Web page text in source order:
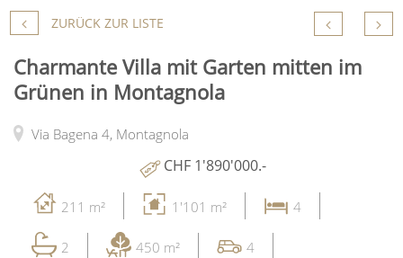
ZURÜCK ZUR LISTE
Charmante Villa mit Garten mitten im
Grünen in Montagnola
Via Bagena 4, Montagnola
CHF 1'890'000.-
211 m² 1'101 m² 4
2 450 m²
4